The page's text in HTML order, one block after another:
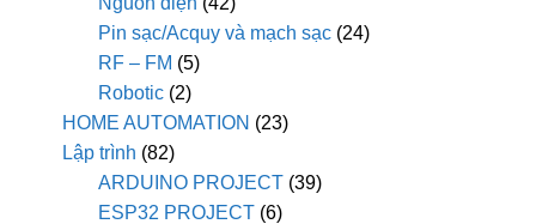
Pin sạc/Acquy và mạch sạc (24)
RF – FM (5)
Robotic (2)
HOME AUTOMATION (23)
Lập trình (82)
ARDUINO PROJECT (39)
ESP32 PROJECT (6)